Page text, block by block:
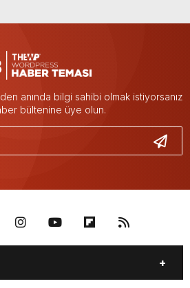
anında bilgi sahibi olmak istiyorsanız
bültenine üye olun.